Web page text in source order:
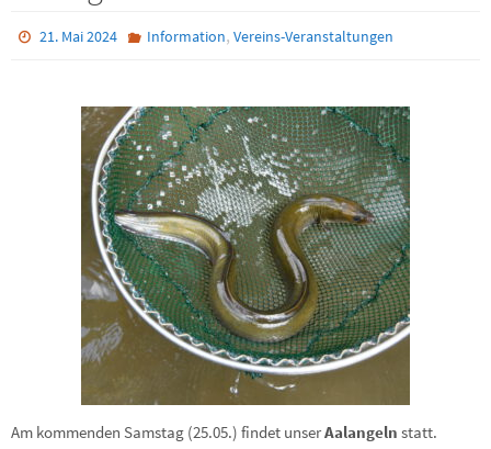
21. Mai 2024 Information, Vereins-Veranstaltungen
Am kommenden Samstag (25.05.) findet unserAalangeln statt.